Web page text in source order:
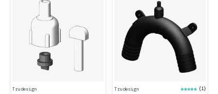
Trudesign Trudesign (1)